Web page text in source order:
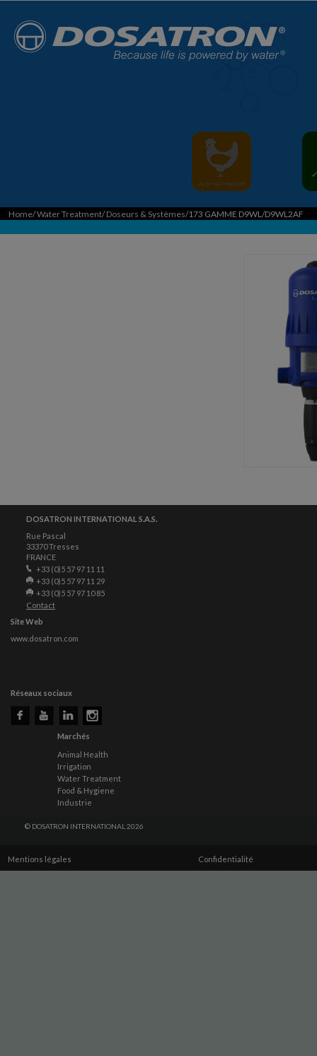
Home/Water Treatment/Doseurs & Systèmes/173 GAMME D9WL/D9WL2AF
DOSATRON INTERNATIONAL S.A.S.
Rue Pascal
33370 Tresses
FRANCE
+33 (0)5 57 97 11 11
+33 (0)5 57 97 11 29
+33 (0)5 57 97 10 85
Contact
Site Web
www.dosatron.com
Réseaux sociaux
Marchés
Animal Health
Irrigation
Water Treatment
Food & Hygiene
Industrie
© DOSATRON INTERNATIONAL 2026
Mentions légales Confidentialité